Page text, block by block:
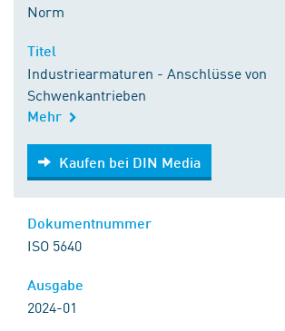
Norm
Industriearmaturen - Anschlüsse von
Schwenkantrieben
Mehr
Kaufen bei DIN Media
Kaufen bei DIN Media
ISO 5640
2024-01